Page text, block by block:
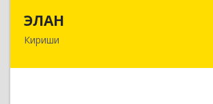
ЭЛАН
Кириши
187110, Ленинградская обл,